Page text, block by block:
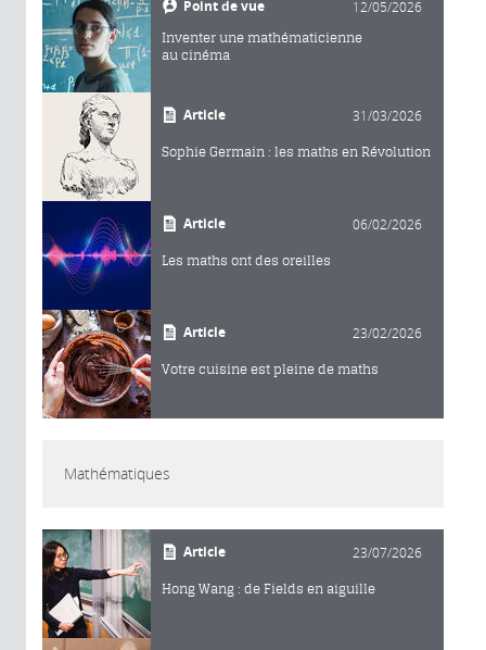
Point de vue 12/05/2026
Inventer une mathématicienne
au cinéma
Article 31/03/2026
Sophie Germain : les maths en Révolution
Article 06/02/2026
Les maths ont des oreilles
Article 23/02/2026
Votre cuisine est pleine de maths
Mathématiques
Article 23/07/2026
Hong Wang : de Fields en aiguille